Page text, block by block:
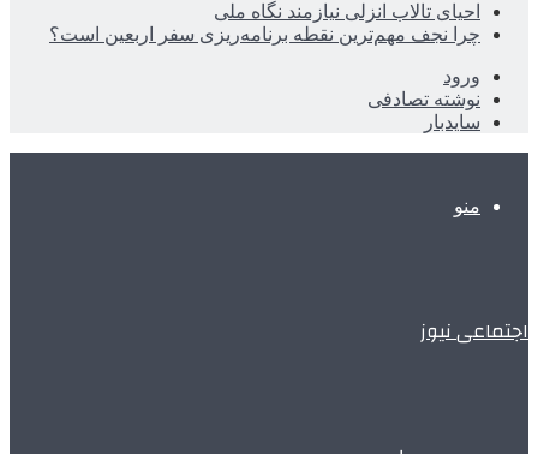
احیای تالاب انزلی نیازمند نگاه ملی
چرا نجف مهم‌ترین نقطه برنامه‌ریزی سفر اربعین است؟
ورود
نوشته تصادفی
سایدبار
منو
اجتماعی نیوز